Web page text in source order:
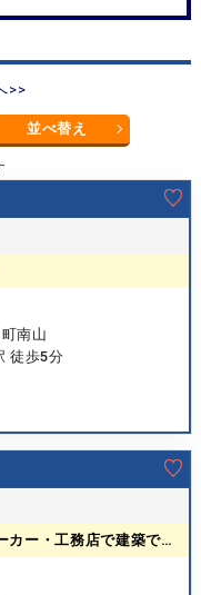
>>
並べ替え
南山
徒歩5分
☆建築条件なし！ ・お好きなハウスメーカー・工務店で建築できます♪